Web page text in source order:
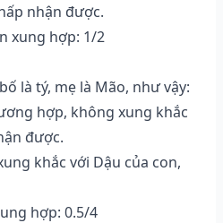
nhận được.
xung hợp: 1/2
là tý, mẹ là Mão, như vậy:
hợp, không xung khắc
được.
khắc với Dậu của con,
hợp: 0.5/4